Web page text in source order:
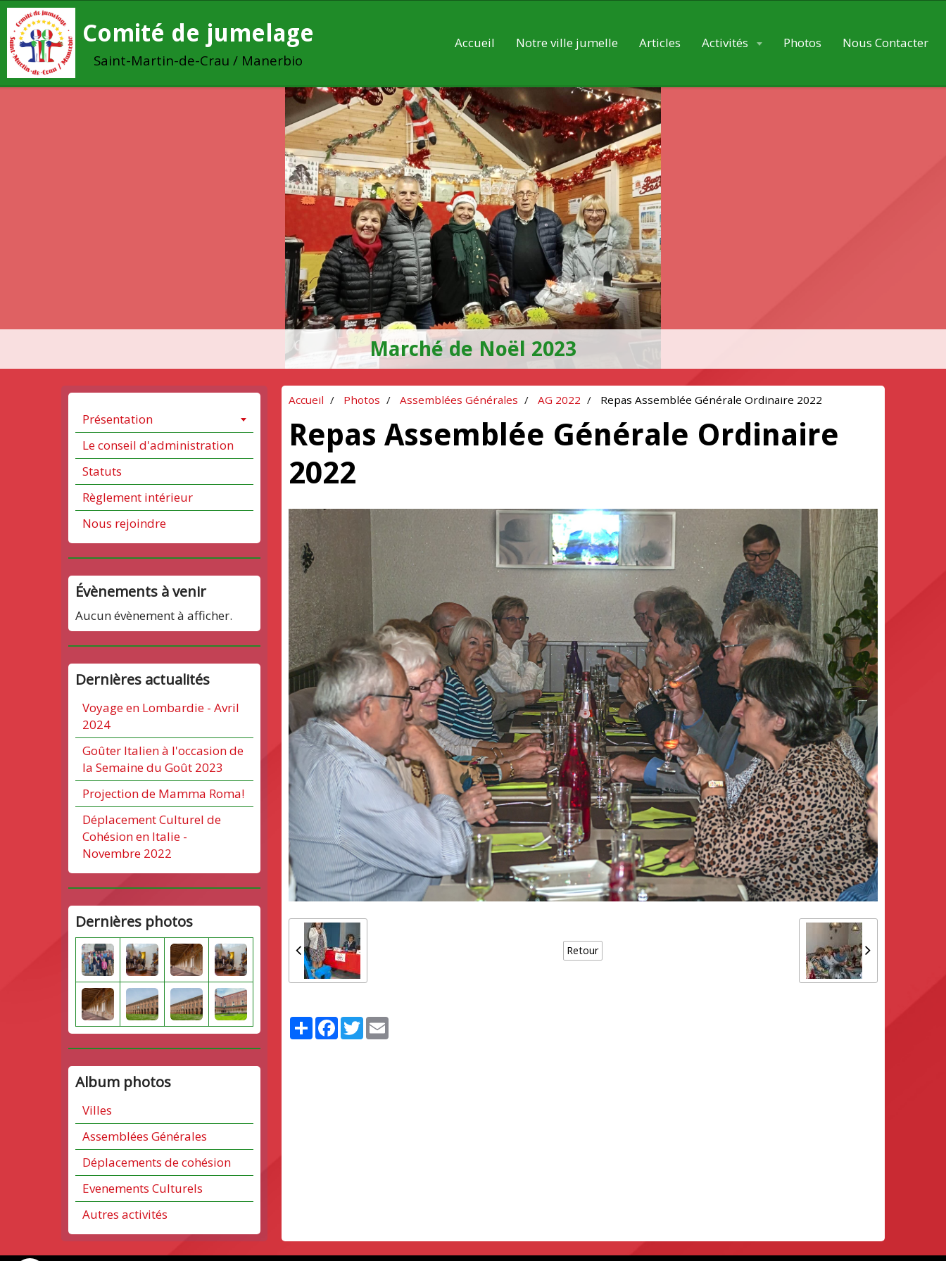
Comité de jumelage
Saint-Martin-de-Crau / Manerbio
Accueil Notre ville jumelle Articles Activités Photos Nous Contacter
Marché de Noël 2023
Accueil Photos Assemblées Générales AG 2022 Repas Assemblée Générale Ordinaire 2022
Repas Assemblée Générale Ordinaire
2022
Retour
PartagerFacebook
TwitterEmail
Présentation
Le conseil d'administration
Statuts
Règlement intérieur
Nous rejoindre
Évènements à venir
Aucun évènement à afficher.
Dernières actualités
Voyage en Lombardie - Avril
2024
Goûter Italien à l'occasion de
la Semaine du Goût 2023
Projection de Mamma Roma!
Déplacement Culturel de
Cohésion en Italie -
Novembre 2022
Dernières photos
Album photos
Villes
Assemblées Générales
Déplacements de cohésion
Evenements Culturels
Autres activités